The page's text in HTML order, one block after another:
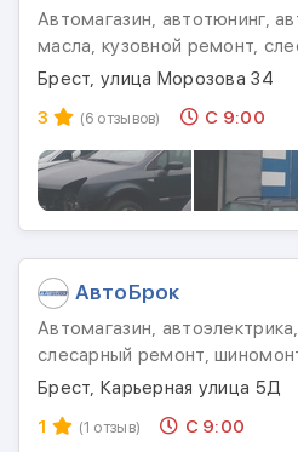
Автомагазин, автотюнинг,
масла, кузовной ремонт,
Брест, улица Морозова 34
3
(6 отзывов) С 9:00
АвтоБрок
Автомагазин,
слесарный ремонт,
Брест, Карьерная улица 5Д
1
(1 отзыв) С 9:00